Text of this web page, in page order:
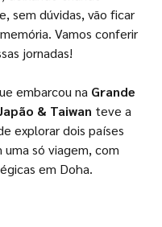
sem dúvidas, vão ficar
Vamos conferir
jornadas!
embarcou na Grande
& Taiwan teve a
explorar dois países
uma só viagem, com
em Doha.